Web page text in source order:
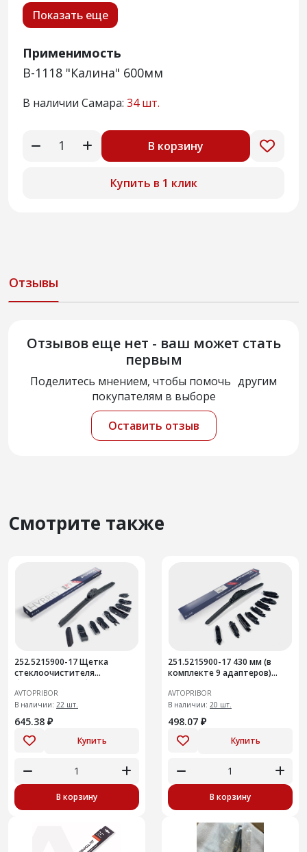
Показать еще
Применимость
В-1118 "Калина" 600мм
В наличии Самара: 34 шт.
В корзину
Купить в 1 клик
Отзывы
Отзывов еще нет - ваш может стать
первым
Поделитесь мнением, чтобы помочь другим
покупателям в выборе
Оставить отзыв
Смотрите также
252.5215900-17 Щетка
стеклоочистителя
бескаркасная гибридная
(мульти 9 в 1) 430 мм
AVTOPRIBOR
В наличии: 22 шт.
645.38 ₽
Купить
В корзину
251.5215900-17 430 мм (в
комплекте 9 адаптеров)
бескаркасная гибридная
AVTOPRIBOR
В наличии: 20 шт.
498.07 ₽
Купить
В корзину